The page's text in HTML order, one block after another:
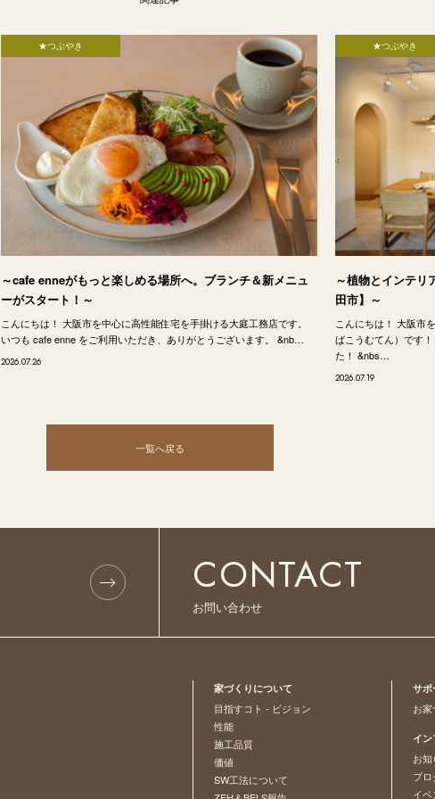
★つぶやき
～cafe enneがもっと楽しめる場所へ。ブランチ＆新メニュ
ーがスタート！～
こんにちは！ 大阪市を中心に高性能住宅を手掛ける大庭工務店です。
いつも cafe enne をご利用いただき、ありがとうございます。 &nb…
2026.07.26
★つぶやき
～植物とインテリ
田市】～
こんにちは！ 大阪市
ばこうむてん）です
た！ &nbs…
2026.07.19
一覧へ戻る
CONTACT
お問い合わせ
家づくりについて
目指すコト - ビジョン
性能
施工品質
価値
SW工法について
サポ
お
イ
お
ブロ
イ